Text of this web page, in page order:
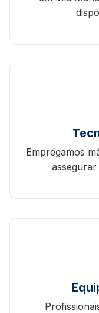
Empregamos
assegurar